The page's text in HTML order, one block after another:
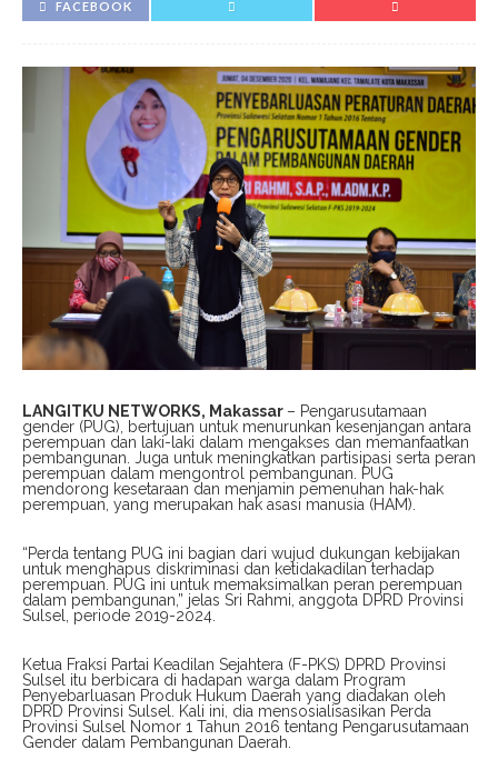
FACEBOOK
LANGITKU NETWORKS, Makassar – Pengarusutamaan
gender (PUG), bertujuan untuk menurunkan kesenjangan antara
perempuan dan laki-laki dalam mengakses dan memanfaatkan
pembangunan. Juga untuk meningkatkan partisipasi serta peran
perempuan dalam mengontrol pembangunan. PUG
mendorong kesetaraan dan menjamin pemenuhan hak-hak
perempuan, yang merupakan hak asasi manusia (HAM).
“Perda tentang PUG ini bagian dari wujud dukungan kebijakan
untuk menghapus diskriminasi dan ketidakadilan terhadap
perempuan. PUG ini untuk memaksimalkan peran perempuan
dalam pembangunan,” jelas Sri Rahmi, anggota DPRD Provinsi
Sulsel, periode 2019-2024.
Ketua Fraksi Partai Keadilan Sejahtera (F-PKS) DPRD Provinsi
Sulsel itu berbicara di hadapan warga dalam Program
Penyebarluasan Produk Hukum Daerah yang diadakan oleh
DPRD Provinsi Sulsel. Kali ini, dia mensosialisasikan Perda
Provinsi Sulsel Nomor 1 Tahun 2016 tentang Pengarusutamaan
Gender dalam Pembangunan Daerah.